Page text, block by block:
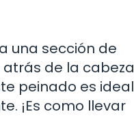
una sección de
de la cabeza
peinado es ideal
¡Es como llevar